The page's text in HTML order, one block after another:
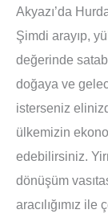
Akyazı’da
Şimdi arayıp,
değerinde
doğaya ve
isterseniz
ülkemizin
edebilirsiniz.
dönüşüm
aracılığımız